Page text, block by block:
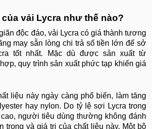
của vải Lycra như thế nào?
độc đáo, vải Lycra có giá thành tương
may sẵn lòng chi trả số tiền lớn để sở
tốt nhất. Mặc dù được sản xuất từ
quy trình sản xuất phức tạp khiến giá
liệu này ngày càng phổ biến, làm tăng
hay nylon. Do tỷ lệ sợi Lycra trong
người tiêu dùng thường không đánh
trọng và giá trị của chất liệu này. Một bộ